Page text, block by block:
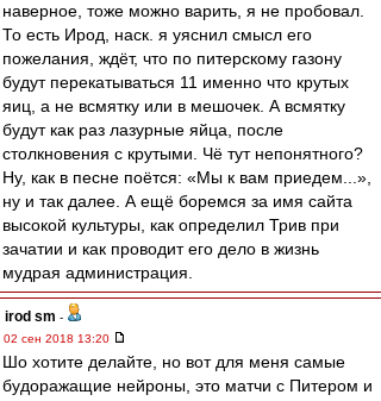
наверное, тоже можно варить, я не пробовал.
То есть Ирод, наск. я уяснил смысл его
пожелания, ждёт, что по питерскому газону
будут перекатываться 11 именно что крутых
яиц, а не всмятку или в мешочек. А всмятку
будут как раз лазурные яйца, после
столкновения с крутыми. Чё тут непонятного?
Ну, как в песне поётся: «Мы к вам приедем...»,
ну и так далее. А ещё боремся за имя сайта
высокой культуры, как определил Трив при
зачатии и как проводит его дело в жизнь
мудрая администрация.
irod sm -
02 сен 2018 13:20
Шо хотите делайте, но вот для меня самые
будоражащие нейроны, это матчи с Питером и